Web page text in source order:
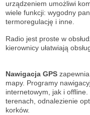
urządzeniem umożliwi
wiele funkcji: wygodny
termoregulację i inne.
Radio jest proste w
kierownicy ułatwiają
Nawigacja GPS
mapy. Programy
internetowym, jak i
terenach, odnalezienie
korków.